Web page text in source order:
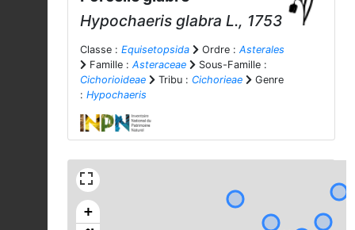
Hypochaeris glabra L., 1753
Classe : Equisetopsida Ordre : Asterales
Famille : Asteraceae
Sous-Famille :
Cichorioideae
Tribu : Cichorieae
Genre
: Hypochaeris
+